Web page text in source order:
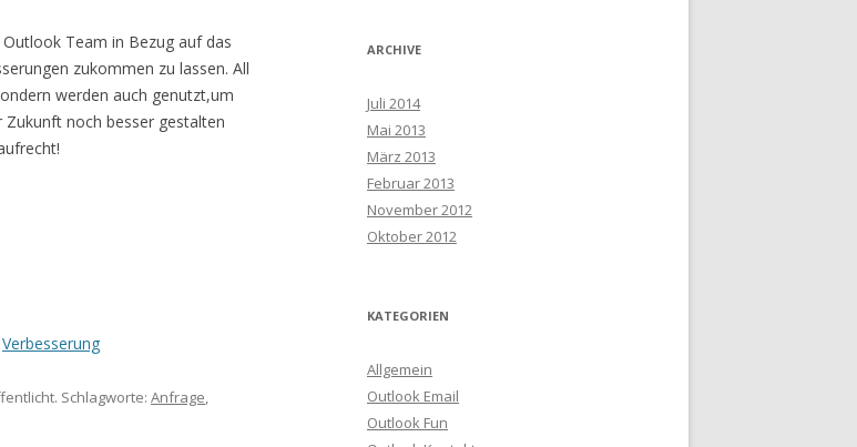
Team in Bezug auf das
zukommen zu lassen. All
werden auch genutzt,um
noch besser gestalten
Verbesserung
Schlagworte: Anfrage,
ARCHIVE
Juli 2014
Mai 2013
März 2013
Februar 2013
November 2012
Oktober 2012
KATEGORIEN
Allgemein
Outlook Email
Outlook Fun